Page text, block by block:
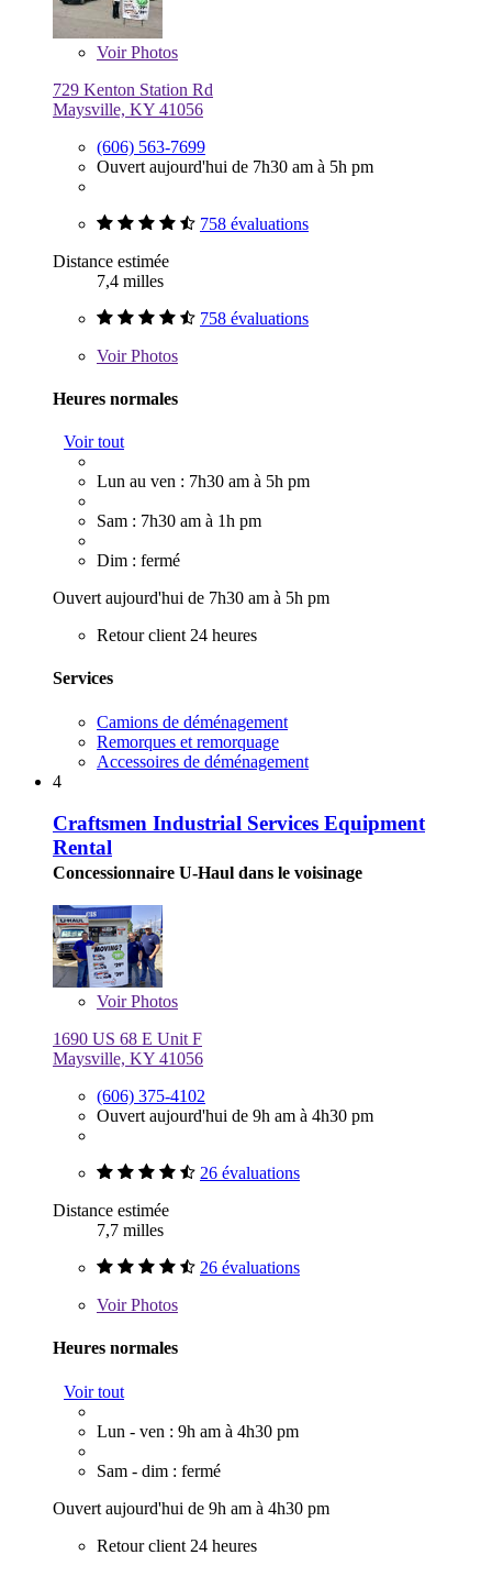
VoirPhotos
729 Kenton Station Rd
Maysville, KY 41056
(606) 563-7699
Ouvert aujourd'hui de 7h30 am à 5h pm
758 évaluations
Distance estimée
7,4 milles
758 évaluations
VoirPhotos
Heures normales
Voir tout
Lun au ven : 7h30 am à 5h pm
Sam : 7h30 am à 1h pm
Dim : fermé
Ouvert aujourd'hui de 7h30 am à 5h pm
Retour client 24 heures
Services
Camions de déménagement
Remorques et remorquage
Accessoires de déménagement
4
Craftsmen Industrial Services Equipment
Rental
Concessionnaire U-Haul dans le voisinage
VoirPhotos
1690 US 68 E Unit F
Maysville, KY 41056
(606) 375-4102
Ouvert aujourd'hui de 9h am à 4h30 pm
26 évaluations
Distance estimée
7,7 milles
26 évaluations
VoirPhotos
Heures normales
Voir tout
Lun - ven : 9h am à 4h30 pm
Sam - dim : fermé
Ouvert aujourd'hui de 9h am à 4h30 pm
Retour client 24 heures